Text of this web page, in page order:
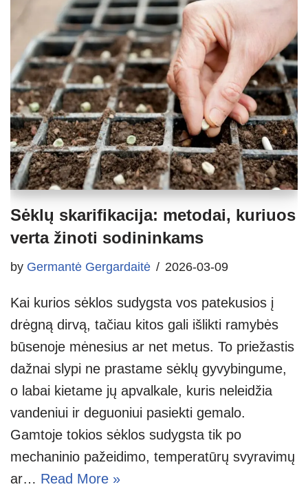
Sėklų skarifikacija: metodai, kuriuos
verta žinoti sodininkams
by Germantė Gergardaitė 2026-03-09
Kai kurios sėklos sudygsta vos patekusios į
drėgną dirvą, tačiau kitos gali išlikti ramybės
būsenoje mėnesius ar net metus. To priežastis
dažnai slypi ne prastame sėklų gyvybingume,
o labai kietame jų apvalkale, kuris neleidžia
vandeniui ir deguoniui pasiekti gemalo.
Gamtoje tokios sėklos sudygsta tik po
mechaninio pažeidimo, temperatūrų svyravimų
ar… Read More »